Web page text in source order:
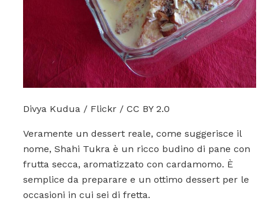
Divya Kudua / Flickr / CC BY 2.0
Veramente un dessert reale, come suggerisce il
nome, Shahi Tukra è un ricco budino di pane con
frutta secca, aromatizzato con cardamomo. È
semplice da preparare e un ottimo dessert per le
occasioni in cui sei di fretta.